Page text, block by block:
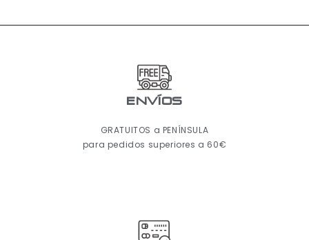
ENVÍOS
GRATUITOS a PENÍNSULA
para pedidos superiores a 60€